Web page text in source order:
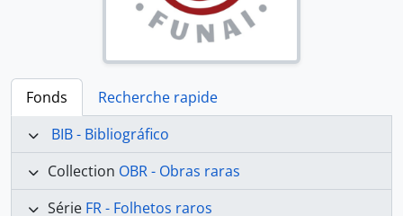
Fonds
Recherche rapide
BIB - Bibliográfico
Collection OBR - Obras raras
Série FR - Folhetos raros